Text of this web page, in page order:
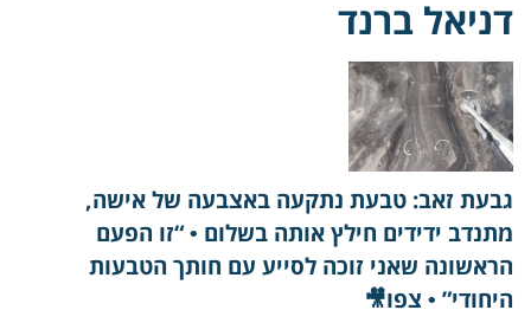
דניאל ברנד
גבעת זאב: טבעת נתקעה באצבעה של אישה,
מתנדב ידידים חילץ אותה בשלום • “זו הפעם
הראשונה שאני זוכה לסייע עם חותך הטבעות
היחודי” • צפו🎥